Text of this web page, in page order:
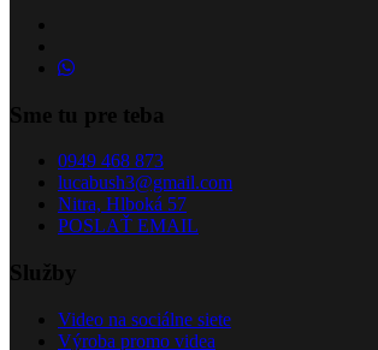
Sme tu pre teba
0949 468 873
lucabush3@gmail.com
Nitra, Hlboká 57
POSLAŤ EMAIL
Služby
Video na sociálne siete
Výroba promo videa